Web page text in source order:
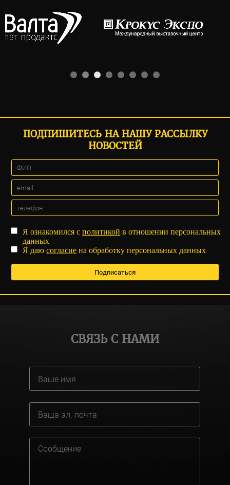
ПОДПИШИТЕСЬ НА НАШУ РАССЫЛКУ
НОВОСТЕЙ
Я ознакомился сполитикой в отношении персональных
данных
Я даюсогласие на обработку персональных данных
СВЯЗЬ С НАМИ